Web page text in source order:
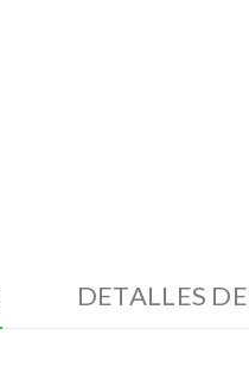
DETALLES